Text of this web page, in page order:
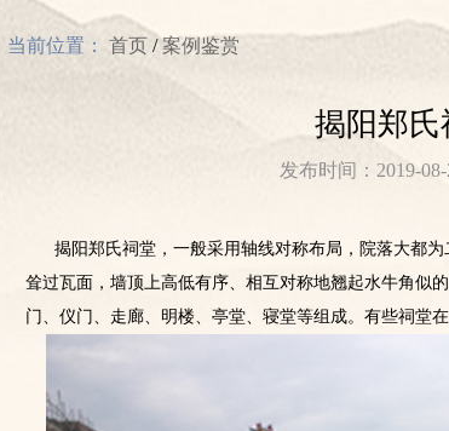
当前位置： 首页 /案例鉴赏
揭阳郑氏
发布时间：2019-08-
揭阳郑氏祠堂，一般采用轴线对称布局，院落大都为
耸过瓦面，墙顶上高低有序、相互对称地翘起水牛角似
门、仪门、走廊、明楼、亭堂、寝堂等组成。有些祠堂